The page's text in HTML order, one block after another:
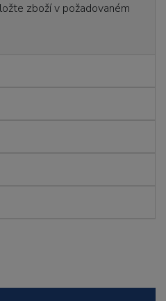
zboží v požadovaném